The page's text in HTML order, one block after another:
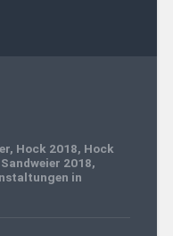
, Hock 2018, Hock
Sandweier 2018,
in